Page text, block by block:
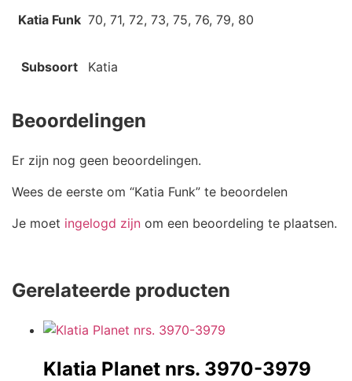
Katia Funk 70, 71, 72, 73, 75, 76, 79, 80
Subsoort Katia
Beoordelingen
Er zijn nog geen beoordelingen.
Wees de eerste om “Katia Funk” te beoordelen
Je moet ingelogd zijn om een beoordeling te plaatsen.
Gerelateerde producten
Klatia Planet nrs. 3970-3979